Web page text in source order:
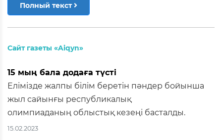
Полный текст
Сайт газеты «Aiqyn»
15 мың бала додаға түсті
Елімізде жалпы білім беретін пәндер бо­йынша
жыл сайынғы республикалық
олимпиаданың облыстық кезеңі басталды.
15.02.2023